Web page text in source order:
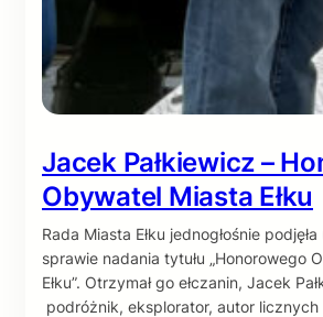
Jacek Pałkiewicz –
Obywatel Miasta Ełku
Rada Miasta Ełku jednogłośnie podjęła
sprawie nadania tytułu „Honorowego
Ełku”. Otrzymał go ełczanin, Jacek
podróżnik, eksplorator, autor licznych